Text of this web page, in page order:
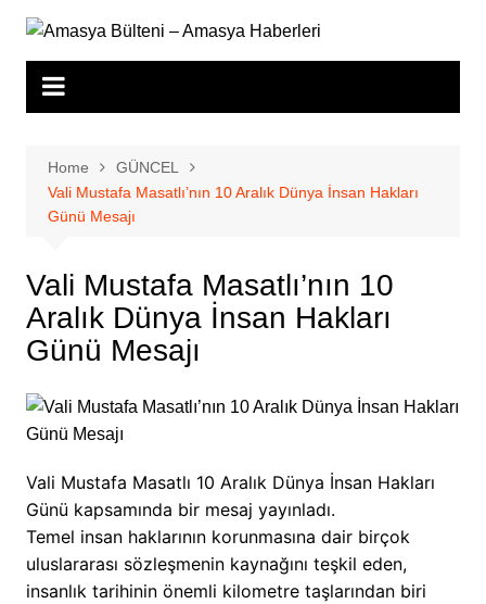
content
Home
GÜNCEL
Vali Mustafa Masatlı’nın 10 Aralık Dünya İnsan Hakları
Günü Mesajı
Vali Mustafa Masatlı’nın 10
Aralık Dünya İnsan Hakları
Günü Mesajı
Vali Mustafa Masatlı 10 Aralık Dünya İnsan Hakları
Günü kapsamında bir mesaj yayınladı.
Temel insan haklarının korunmasına dair birçok
uluslararası sözleşmenin kaynağını teşkil eden,
insanlık tarihinin önemli kilometre taşlarından biri